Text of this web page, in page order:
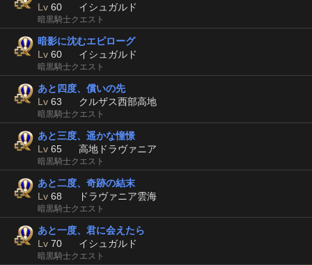
Lv 60 イシュガルド
暗黒騎士クエスト
暗影に沈むエピローグ
Lv 60 イシュガルド
暗黒騎士クエスト
あと四度、償いの先
Lv 63 クルザス西部高地
暗黒騎士クエスト
あと三度、遥かな憧憬
Lv 65 高地ドラヴァニア
暗黒騎士クエスト
あと二度、奇跡の結末
Lv 68 ドラヴァニア雲海
暗黒騎士クエスト
あと一度、君に会えたら
Lv 70 イシュガルド
暗黒騎士クエスト